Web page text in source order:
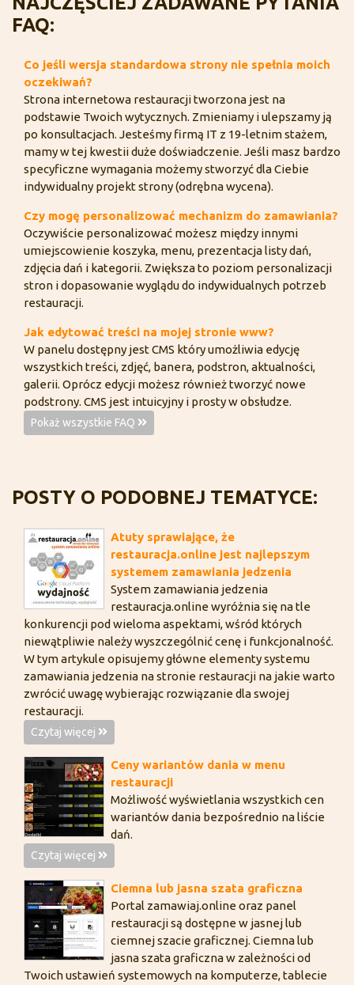
FAQ:
Co jeśli wersja standardowa strony nie spełnia moich
oczekiwań?
Strona internetowa restauracji tworzona jest na
podstawie Twoich wytycznych. Zmieniamy i ulepszamy ją
po konsultacjach. Jesteśmy firmą IT z 19-letnim stażem,
mamy w tej kwestii duże doświadczenie. Jeśli masz bardzo
specyficzne wymagania możemy stworzyć dla Ciebie
indywidualny projekt strony (odrębna wycena).
Czy mogę personalizować mechanizm do zamawiania?
Oczywiście personalizować możesz między innymi
umiejscowienie koszyka, menu, prezentacja listy dań,
zdjęcia dań i kategorii. Zwiększa to poziom personalizacji
stron i dopasowanie wyglądu do indywidualnych potrzeb
restauracji.
Jak edytować treści na mojej stronie www?
W panelu dostępny jest CMS który umożliwia edycję
wszystkich treści, zdjęć, banera, podstron, aktualności,
galerii. Oprócz edycji możesz również tworzyć nowe
podstrony. CMS jest intuicyjny i prosty w obsłudze.
Pokaż wszystkie FAQ
POSTY O PODOBNEJ TEMATYCE:
Atuty sprawiające, że
restauracja.online jest najlepszym
systemem zamawiania jedzenia
System zamawiania jedzenia
restauracja.online wyróżnia się na tle
konkurencji pod wieloma aspektami, wśród których
niewątpliwie należy wyszczególnić cenę i funkcjonalność.
W tym artykule opisujemy główne elementy systemu
zamawiania jedzenia na stronie restauracji na jakie warto
zwrócić uwagę wybierając rozwiązanie dla swojej
restauracji.
Czytaj więcej
Ceny wariantów dania w menu
restauracji
Możliwość wyświetlania wszystkich cen
wariantów dania bezpośrednio na liście
dań.
Czytaj więcej
Ciemna lub jasna szata graficzna
Portal zamawiaj.online oraz panel
restauracji są dostępne w jasnej lub
ciemnej szacie graficznej. Ciemna lub
jasna szata graficzna w zależności od
Twoich ustawień systemowych na komputerze, tablecie